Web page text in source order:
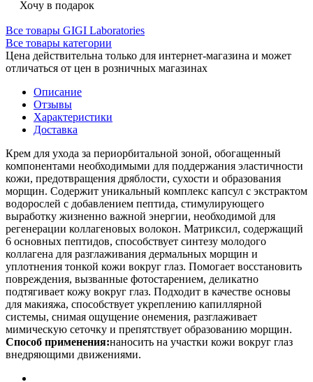
Хочу в подарок
Все товары GIGI Laboratories
Все товары категории
Цена действительна только для интернет-магазина и может
отличаться от цен в розничных магазинах
Описание
Отзывы
Характеристики
Доставка
Крем для ухода за периорбитальной зоной, обогащенный
компонентами необходимыми для поддержания эластичности
кожи, предотвращения дряблости, сухости и образования
морщин. Содержит уникальный комплекс капсул с экстрактом
водорослей с добавлением пептида, стимулирующего
выработку жизненно важной энергии, необходимой для
регенерации коллагеновых волокон. Матриксил, содержащий
6 основных пептидов, способствует синтезу молодого
коллагена для разглаживания дермальных морщин и
уплотнения тонкой кожи вокруг глаз. Помогает восстановить
повреждения, вызванные фотостарением, деликатно
подтягивает кожу вокруг глаз. Подходит в качестве основы
для макияжа, способствует укреплению капиллярной
системы, снимая ощущение онемения, разглаживает
мимическую сеточку и препятствует образованию морщин.
Способ применения:наносить на участки кожи вокруг глаз
внедряющими движениями.